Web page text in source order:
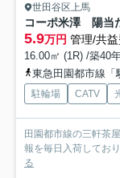
世田谷区上馬
コーポ米澤 陽
5.9万円 管理/共
16.00㎡ (1R) /築40
東急田園都市線「
駐輪場 CATV
田園都市線の三軒茶
報を毎日入荷してお
る